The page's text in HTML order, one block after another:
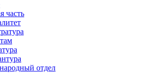
часть
отдел